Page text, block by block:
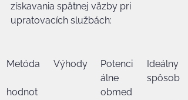
získavania spätnej väzby pri
upratovacích službách:
Metóda
hodnot
Výhody
Potenci
álne
obmed
Ideálny
spôsob